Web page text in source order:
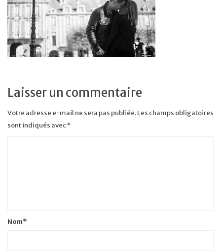
Laisser un commentaire
Votre adresse e-mail ne sera pas publiée.Les champs obligatoires
sont indiqués avec*
Nom*